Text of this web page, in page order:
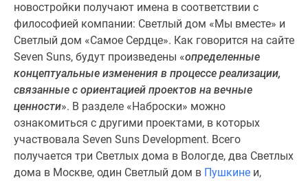
новостроек
Семейная
ипотека
Аналитика
рынка
Панорамы
новостроек
комнатные
Субсидированная
застройщиком
новостройки получают имена в соответствии с
философией компании: Светлый дом «Мы вместе» и
Светлый дом «Самое Сердце». Как говорится на сайте
Seven Suns, будут произведены «определенные
концептуальные изменения в процессе реализации,
связанные с ориентацией проектов на вечные
ценности». В разделе «Наброски» можно
ознакомиться с другими проектами, в которых
участвовала Seven Suns Development. Всего
получается три Светлых дома в Вологде, два Светлых
дома в Москве, один Светлый дом в Пушкине и,